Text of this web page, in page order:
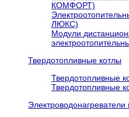
КОМФОРТ)
ЛЮКС)
Модули
Твердотопливные котлы
Твердотопливные
Твердотопливные